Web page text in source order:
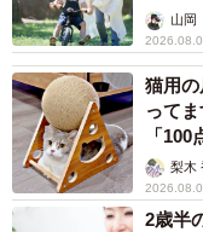
へんが
山岡
猫用
って
「
梨木
2歳半